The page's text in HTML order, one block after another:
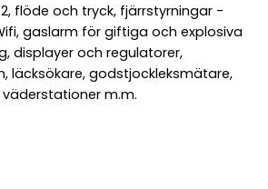
flöde och tryck, fjärrstyrningar -
gaslarm för giftiga och explosiva
displayer och regulatorer,
läcksökare, godstjockleksmätare,
m.m.